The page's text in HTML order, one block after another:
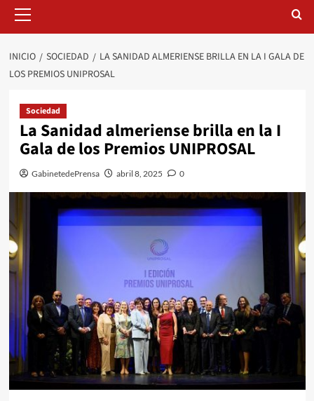
primario
INICIO SOCIEDAD
LA SANIDAD ALMERIENSE BRILLA EN LA I GALA DE
LOS PREMIOS UNIPROSAL
Sociedad
La Sanidad almeriense brilla en la I
Gala de los Premios UNIPROSAL
GabinetedePrensa abril 8, 2025 0